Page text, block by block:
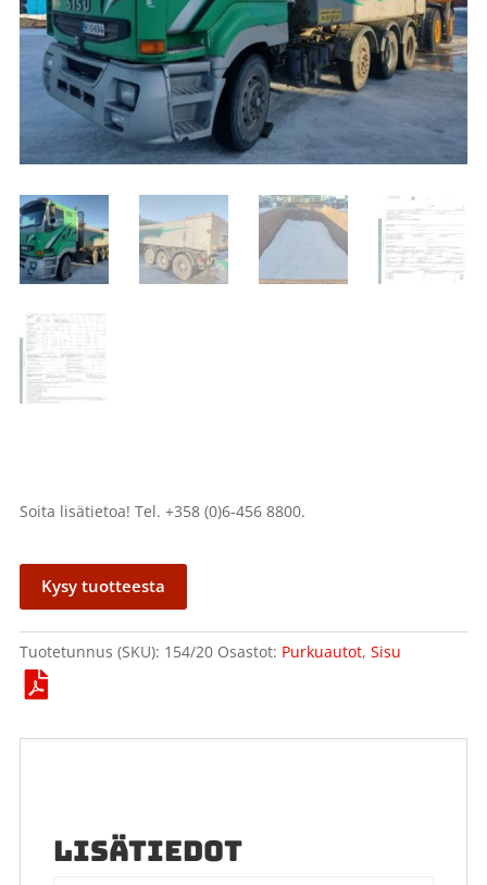
Soita lisätietoa! Tel. +358 (0)6-456 8800.
Kysy tuotteesta
Tuotetunnus (SKU): 154/20 Osastot: Purkuautot, Sisu
LISÄTIEDOT